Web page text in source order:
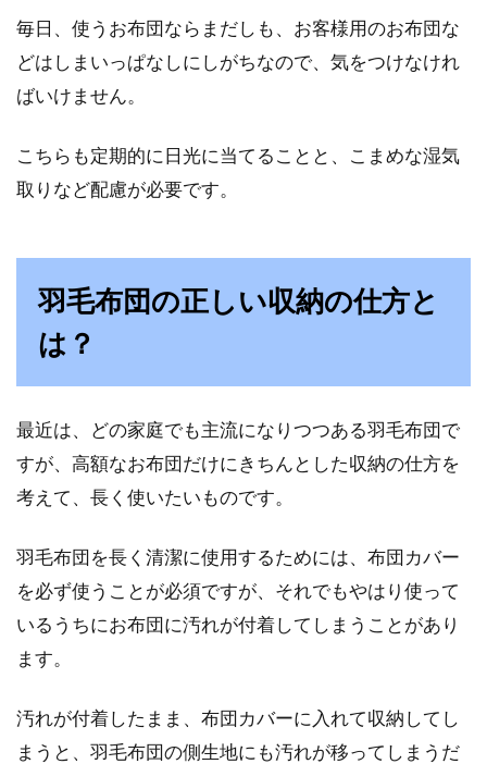
毎日、使うお布団ならまだしも、お客様用のお布団な
どはしまいっぱなしにしがちなので、気をつけなけれ
ばいけません。
こちらも定期的に日光に当てることと、こまめな湿気
取りなど配慮が必要です。
羽毛布団の正しい収納の仕方と
は？
最近は、どの家庭でも主流になりつつある羽毛布団で
すが、高額なお布団だけにきちんとした収納の仕方を
考えて、長く使いたいものです。
羽毛布団を長く清潔に使用するためには、布団カバー
を必ず使うことが必須ですが、それでもやはり使って
いるうちにお布団に汚れが付着してしまうことがあり
ます。
汚れが付着したまま、布団カバーに入れて収納してし
まうと、羽毛布団の側生地にも汚れが移ってしまうだ